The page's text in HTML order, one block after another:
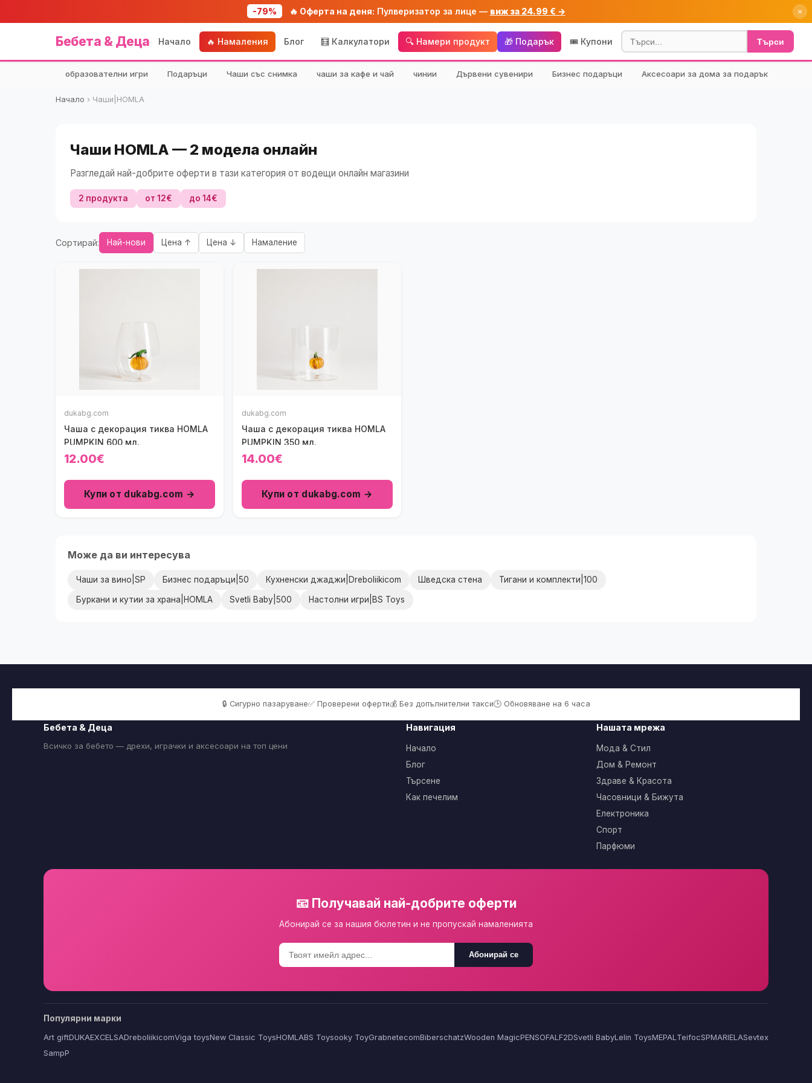
-79% 🔥 Оферта на деня: Пулверизатор за лице — виж за 24.99 € → ×
Бебета & Деца Начало 🔥 Намаления Блог 🧮 Калкулатори 🔍 Намери продукт 🎁 Подарък 🎟️ Купони Търси
образователни игри Подаръци Чаши със снимка чаши за кафе и чай чинии Дървени сувенири Бизнес подаръци Аксесоари за дома за подарък
Начало › Чаши|HOMLA
Чаши HOMLA — 2 модела онлайн
Разгледай най-добрите оферти в тази категория от водещи онлайн магазини
2 продукта от 12€ до 14€
Сортирай: Най-нови Цена ↑ Цена ↓ Намаление
dukabg.com
Чаша с декорация тиква HOMLA
PUMPKIN 600 мл.
12.00€
Купи от dukabg.com →
dukabg.com
Чаша с декорация тиква HOMLA
PUMPKIN 350 мл.
14.00€
Купи от dukabg.com →
Може да ви интересува
Чаши за вино|SP Бизнес подаръци|50 Кухненски джаджи|Dreboliikicom Шведска стена Тигани и комплекти|100
Буркани и кутии за храна|HOMLA Svetli Baby|500 Настолни игри|BS Toys
🔒 Сигурно пазаруване✅ Проверени оферти💰 Без допълнителни такси🕒 Обновяване на 6 часа
Бебета & Деца
Всичко за бебето — дрехи, играчки и аксесоари на топ цени
Навигация
Начало
Блог
Търсене
Как печелим
Нашата мрежа
Мода & Стил
Дом & Ремонт
Здраве & Красота
Часовници & Бижута
Електроника
Спорт
Парфюми
📧 Получавай най-добрите оферти
Абонирай се за нашия бюлетин и не пропускай намаленията
Абонирай се
Популярни марки
Art giftDUKAEXCELSADreboliikicomViga toysNew Classic ToysHOMLABS Toysooky ToyGrabnetecomBiberschatzWooden MagicPENSOFAL F2DSvetli BabyLelin ToysMEPAL TeifocSPMARIELASevtex
SampP